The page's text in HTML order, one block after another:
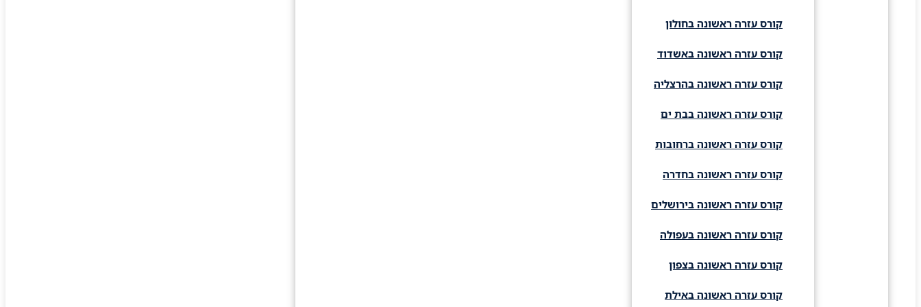
קורס עזרה ראשונה בחולון
קורס עזרה ראשונה באשדוד
קורס עזרה ראשונה בהרצליה
קורס עזרה ראשונה בבת ים
קורס עזרה ראשונה ברחובות
קורס עזרה ראשונה בחדרה
קורס עזרה ראשונה בירושלים
קורס עזרה ראשונה בעפולה
קורס עזרה ראשונה בצפון
קורס עזרה ראשונה באילת